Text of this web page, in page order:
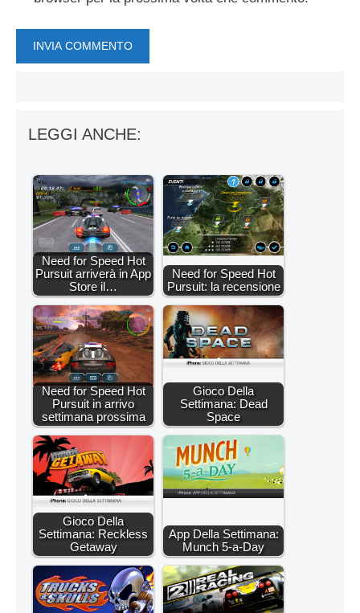
LEGGI ANCHE:
Need for Speed Hot
Pursuit arriverà in App
Store il…
Need for Speed Hot
Pursuit: la recensione
Need for Speed Hot
Pursuit in arrivo
settimana prossima
Gioco Della
Settimana: Dead
Space
Gioco Della
Settimana: Reckless
Getaway
App Della Settimana:
Munch 5-a-Day